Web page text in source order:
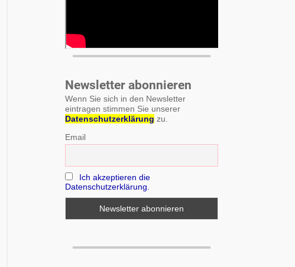
Newsletter abonnieren
Wenn Sie sich in den Newsletter
eintragen stimmen Sie unserer
Datenschutzerklärung zu.
Email
Ich akzeptieren die
Datenschutzerklärung.